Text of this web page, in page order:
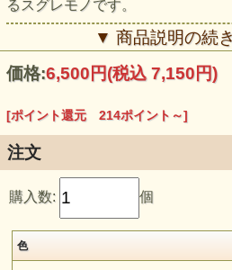
るスグレモノです。
▼ 商品説明の続
価格:6,500円(税込 7,150円)
[ポイント還元 214ポイント～]
注文
購入数: 個
色